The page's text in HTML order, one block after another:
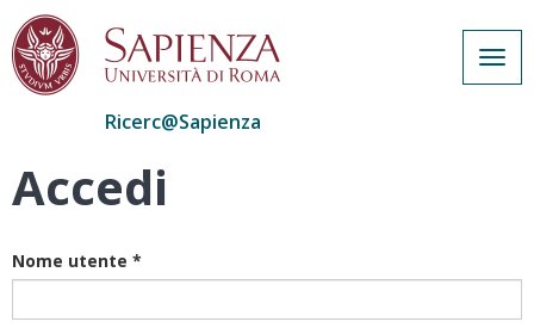
Salta
Ricerc@Sapienza
Accedi
Nome utente *